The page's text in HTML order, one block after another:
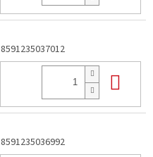
8591235037012
8591235036992